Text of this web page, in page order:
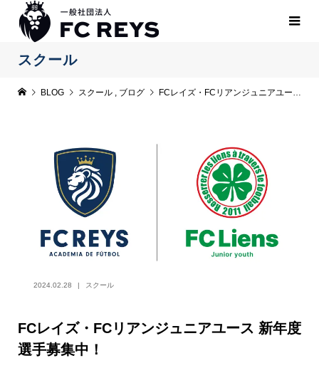
スクール
BLOG スクール , ブログ FCレイズ・FCリアンジュニアユース 新年度選手募集中！
2024.02.28 スクール
FCレイズ・FCリアンジュニアユース 新年度
選手募集中！